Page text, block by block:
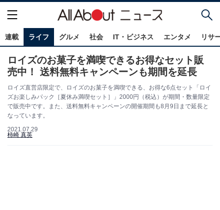
連載 ライフ グルメ 社会 IT・ビジネス エンタメ リサ
ロイズのお菓子を満喫できるお得なセット販
売中！ 送料無料キャンペーンも期間を延長
ロイズ直営店限定で、ロイズのお菓子を満喫できる、お得な6点セット「ロイ
ズお楽しみパック［夏休み満喫セット］」2000円（税込）が期間・数量限定
で販売中です。また、送料無料キャンペーンの開催期間も8月9日まで延長と
なっています。
2021.07.29
柿崎 真英